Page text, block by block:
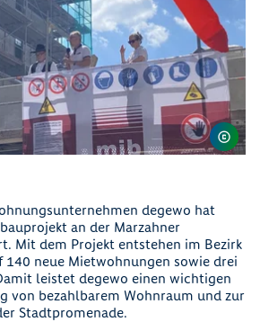
degewo hat
an der Marzahner
Mit dem Projekt entstehen im Bezirk
140 neue Mietwohnungen sowie drei
leistet degewo einen wichtigen
von bezahlbarem Wohnraum und zur
Stadtpromenade.